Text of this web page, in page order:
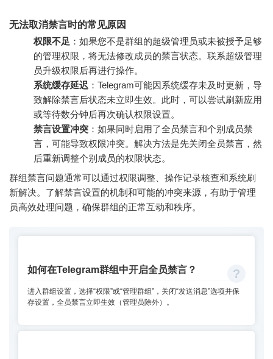
无法取消禁言时的常见原因
权限不足 ：如果您不是群组的超级管理员或未被授予足够
的管理权限，将无法修改成员的禁言状态。联系超级管理
员升级权限后再进行操作。
系统缓存延迟 ：Telegram可能因系统缓存未及时更新，导
致解除禁言后状态未立即生效。此时，可以尝试刷新应用
或等待数分钟后再次确认权限设置。
禁言设置冲突 ：如果同时启用了全员禁言和个别成员禁
言，可能导致权限冲突。解决方法是先关闭全员禁言，然
后重新调整个别成员的权限状态。
群组禁言问题通常可以通过权限调整、操作记录核查和系统刷
新解决。了解禁言设置的机制和可能的冲突来源，有助于管理
员高效处理问题，确保群组的正常互动和秩序。
如何在Telegram群组中开启全员禁言？
进入群组设置，选择“权限”或“管理群组”，关闭“发送消息”选项并保
存设置，全员禁言立即生效（管理员除外）。